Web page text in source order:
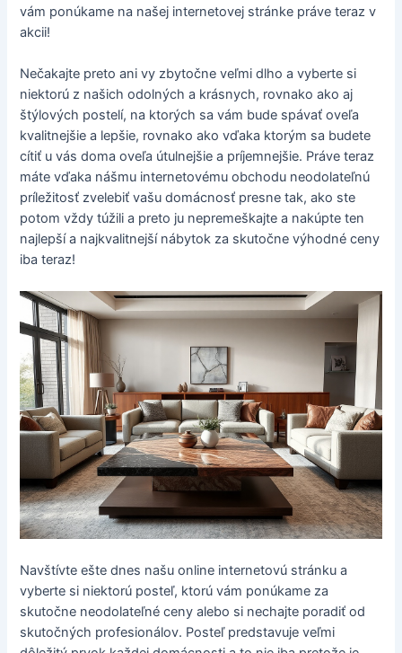
vám ponúkame na našej internetovej stránke práve teraz v
akcii!
Nečakajte preto ani vy zbytočne veľmi dlho a vyberte si
niektorú z našich odolných a krásnych, rovnako ako aj
štýlových postelí, na ktorých sa vám bude spávať oveľa
kvalitnejšie a lepšie, rovnako ako vďaka ktorým sa budete
cítiť u vás doma oveľa útulnejšie a príjemnejšie. Práve teraz
máte vďaka nášmu internetovému obchodu neodolateľnú
príležitosť zvelebiť vašu domácnosť presne tak, ako ste
potom vždy túžili a preto ju nepremeškajte a nakúpte ten
najlepší a najkvalitnejší nábytok za skutočne výhodné ceny
iba teraz!
Navštívte ešte dnes našu online internetovú stránku a
vyberte si niektorú posteľ, ktorú vám ponúkame za
skutočne neodolateľné ceny alebo si nechajte poradiť od
skutočných profesionálov. Posteľ predstavuje veľmi